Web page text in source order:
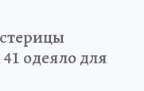
одеяло для